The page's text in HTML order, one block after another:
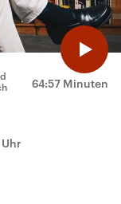
64:57 Minuten
Uhr